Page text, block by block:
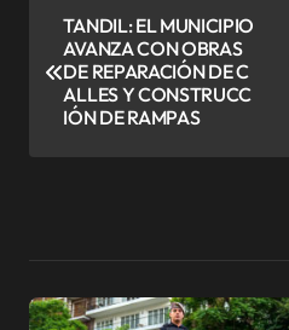
TANDIL: EL MUNICIPIO
AVANZA CON OBRAS
DE REPARACIÓN DE C
ALLES Y CONSTRUCC
IÓN DE RAMPAS